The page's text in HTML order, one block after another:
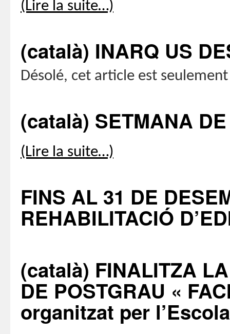
(Lire la suite…)
(català) INARQ US
Désolé, cet article est
(català) SETMANA
(Lire la suite…)
FINS AL 31 DE
REHABILITACIÓ
(català) FINALITZA
DE POSTGRAU «
organitzat per